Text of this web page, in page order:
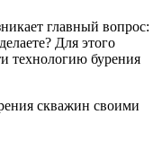
главный вопрос:
Для этого
технологию бурения
скважин своими